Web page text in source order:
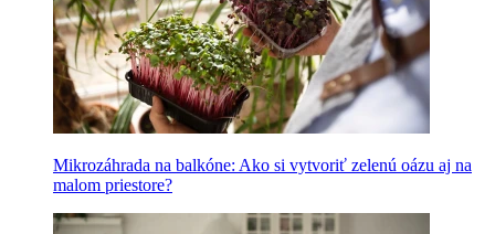
Mikrozáhrada na balkóne: Ako si vytvoriť zelenú oázu aj na
malom priestore?